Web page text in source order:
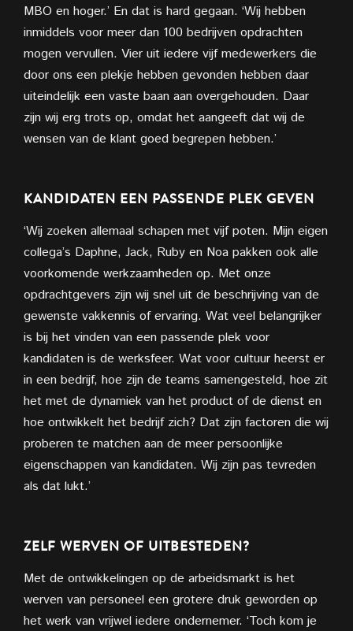
MBO en hoger.’ En dat is hard gegaan. ‘Wij hebben
inmiddels voor meer dan 100 bedrijven opdrachten
mogen vervullen. Vier uit iedere vijf medewerkers die
door ons een plekje hebben gevonden hebben daar
uiteindelijk een vaste baan aan overgehouden. Daar
zijn wij erg trots op, omdat het aangeeft dat wij de
wensen van de klant goed begrepen hebben.’
KANDIDATEN EEN PASSENDE PLEK GEVEN
‘Wij zoeken allemaal schapen met vijf poten. Mijn eigen
collega’s Daphne, Jack, Ruby en Noa pakken ook alle
voorkomende werkzaamheden op. Met onze
opdrachtgevers zijn wij snel uit de beschrijving van de
gewenste vakkennis of ervaring. Wat veel belangrijker
is bij het vinden van een passende plek voor
kandidaten is de werksfeer. Wat voor cultuur heerst er
in een bedrijf, hoe zijn de teams samengesteld, hoe zit
het met de dynamiek van het product of de dienst en
hoe ontwikkelt het bedrijf zich? Dat zijn factoren die wij
proberen te matchen aan de meer persoonlijke
eigenschappen van kandidaten. Wij zijn pas tevreden
als dat lukt.’
ZELF WERVEN OF UITBESTEDEN?
Met de ontwikkelingen op de arbeidsmarkt is het
werven van personeel een grotere druk geworden op
het werk van vrijwel iedere ondernemer. ‘Toch kom je